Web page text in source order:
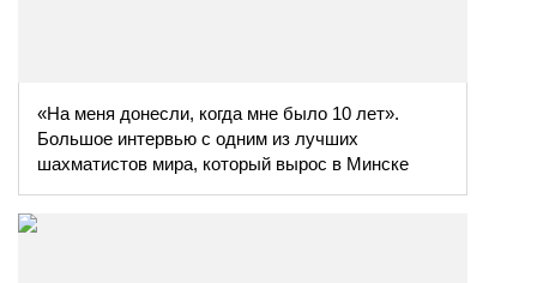
«На меня донесли, когда мне было 10 лет».
Большое интервью с одним из лучших
шахматистов мира, который вырос в Минске